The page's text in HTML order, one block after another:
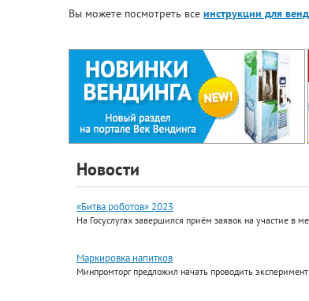
Вы можете посмотреть все инструкции для
Новости
«Битва роботов» 2023
На Госуслугах завершился приём заявок на участие в
Маркировка напитков
Минпромторг предложил начать проводить